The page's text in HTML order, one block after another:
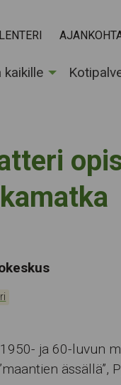
kaikille
ja 60-luvun
ässällä”,